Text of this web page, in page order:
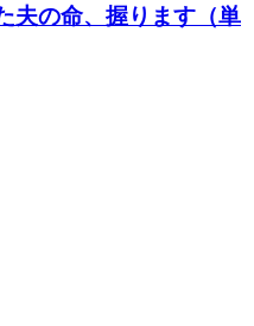
夫の命、握ります（単